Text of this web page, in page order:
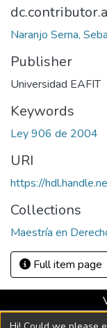
Naranjo Serna,
Publisher
Universidad EAFIT
Keywords
Ley 906 de 2004
URI
https://
Collections
Maestría en
Full item page
Universidad con